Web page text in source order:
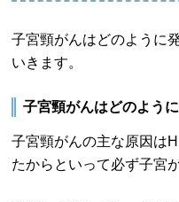
子宮頸がんはどのように
いきます。
子宮頸がんはどのよう
子宮頸がんの主な原因は
たからといって必ず子宮